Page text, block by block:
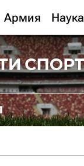
Армия Наука